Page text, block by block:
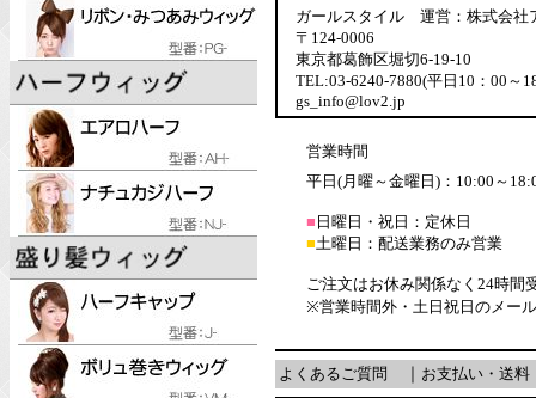
ガールスタイル 運営：株式会社
〒124-0006
東京都葛飾区堀切6-19-10
TEL:03-6240-7880(平日10：00～
gs_info@lov2.jp
営業時間
平日(月曜～金曜日)：10:00～
■ 日曜日・祝日：定休日
■土曜日：配送業務のみ営業
ご注文はお休み関係なく24時間
※営業時間外・土日祝日のメー
よくあるご質問 お支払い・送料